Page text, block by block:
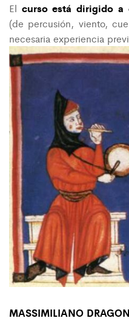
El curso está dirigido a
(de percusión, viento,
necesaria experiencia
MASSIMILIANO